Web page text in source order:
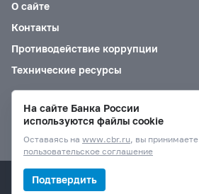
О сайте
Контакты
Противодействие коррупции
Технические ресурсы
Версия для слабовидящих
© Банк России, 2000–2026.
На сайте Банка России
используются файлы cookie
Оставаясь на www.cbr.ru, вы принимаете
пользовательское соглашение
Подтвердить